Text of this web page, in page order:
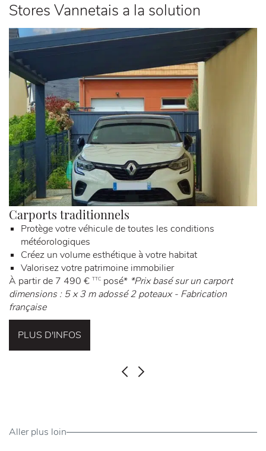
Stores Vannetais a la solution
Carports traditionnels
Protège votre véhicule de toutes les conditions
météorologiques
Créez un volume esthétique à votre habitat
Valorisez votre patrimoine immobilier
À partir de 7 490 € TTC posé* *Prix basé sur un carport
dimensions : 5 x 3 m adossé 2 poteaux - Fabrication
française
PLUS D'INFOS
PRÉCÉDENT
SUIVANT
Aller plus loin